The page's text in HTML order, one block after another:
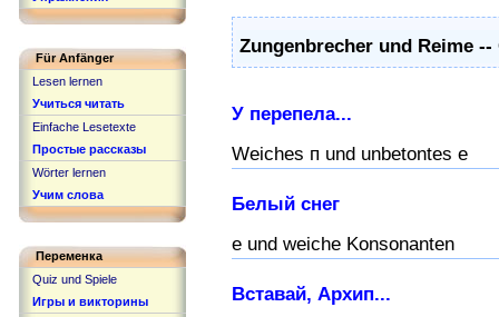
Zungenbrecher und Reime
У перепела...
Weiches п und unbetontes e
Белый снег
e und weiche Konsonanten
Вставай, Архип...
Für Anfänger
Lesen lernen
Учиться читать
Einfache Lesetexte
Простые рассказы
Wörter lernen
Учим слова
Переменка
Quiz und Spiele
Игры и викторины